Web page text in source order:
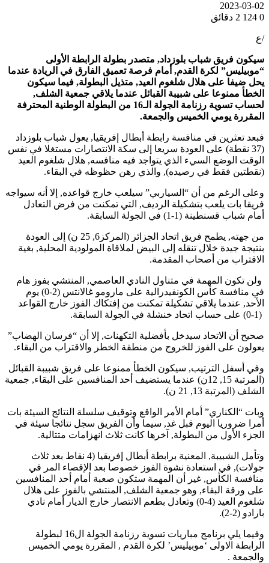
2023-03-02
0
2 دقائق
/ع
سيكون فريق شباب بلوزداد, متصدر بطولة الرابطة الأولى
“موبيليس” لكرة القدم, أمام فرصة تعميق الفارق في الريادة عندما
يحل ضيفا على هلال شلغوم العيد, متذيل البطولة, فيما سيكون
الخطأ ممنوعا على شبيبة القبائل عندما يلاقي جمعية الشلف,
لحساب تسوية رزنامة الجولة الـ16 من البطولة الوطنية المحترفة
المقررة يومي الخميس والجمعة.
فبعد تعثرين في منافسة رابطة أبطال إفريقيا, يعول شباب بلوزداد
(37 نقطة) على العودة سريعا إلى سكة الانتصارات مستغلا في نفس
الوقت الوضع السيء الذي يتواجد فيه منافسه, هلال شلغوم العيد
(نقطتين فقط في رصيده), والذي رهن حظوظه في البقاء.
وعلى الرغم من أن “السياربي” سيلعب خارج قواعده, إلا أنه سيواجه
فريقا بات يلعب بتشكيلة الرديف, التي تمكنت من فرض التعادل
أمام شباب قسنطينة (1-1) في الجولة السابقة.
من جهته, يطمح فريق اتحاد الجزائر (المركز6, 25 ن) إلى العودة
بنتيجة جيدة خلال تنقله إلى البيض لملاقاة المولودية المحلية, بغية
الاقتراب من أصحاب المقدمة.
ولن تكون المهمة في متناول النادي العاصمي, المنتشي بفوز هام
في منافسة كأس الكونفيدرالية على مارومو غالانتس (2-0) يوم
الأحد, عندما يلاقي تشكيلة تمكنت من إفتكاك الفوز خارج القواعد
(1-0) على حساب اتحاد خنشلة في الجولة السابقة.
صحيح أن الاتحاد سيدخل بأفضلية التكهنات, إلا أن “فرسان الهضاب”
يعولون على الفوز للخروج من منطقة الخطر والاقتراب من البقاء.
وفي أسفل الترتيب, سيكون الخطأ ممنوعا على فريق شبيبة القبائل
(المرتبة 15, 12ن) عندما يستضيف أحد المنافسين على البقاء, جمعية
الشلف (المرتبة 13, 21 ن).
وبات “الكناري” أمام الأمر الواقع وتوقيف سلسلة النتائج السيئة بات
أمرا ضروريا اليوم قبل غد, سيما وأن الفريق سجل نتائجا سيئة في
الجزء الأول من البطولة, آخرها كانت ثلاث انهزامات متتالية.
وتأمل الشبيبة, المعنية برابطة أبطال إفريقيا (4 نقاط بعد ثلاث
جولات), في استعادة نشوة الفوز خصوصا بعد الإقصاء المر في
منافسة الكأس, غير أن المهمة ستكون صعبة أمام أحد المنافسين
على ورقة البقاء, وهو جمعية الشلف, المنتشي بالفوز على هلال
شلغوم العيد (4-0) وتعادل بطعم الانتصار خارج الديار أمام نادي
بارادو (2-2).
وفيما يلي برنامج مباريات تسوية رزنامة الجولة ال16 لبطولة
الرابطة الاولى ‘موبيليس’ لكرة القدم , المقررة يومي الخميس
والجمعة .